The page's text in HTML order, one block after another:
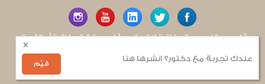
×
قيّم
عندك تجربة مع دكتور؟ انشرها هنا
آراء مستخدمى الدكاترة لا تعكس آراء موقع الدكاترة أو الفريق
العامل به. يتم بذل قصارى الجهد لضمان منع نشر أى اساءة أو
هجوم شخصى.للإبلاغ عن أى إساءة